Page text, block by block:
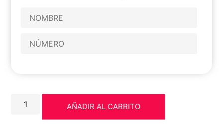
AÑADIR AL CARRITO